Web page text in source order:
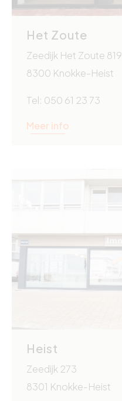
Het Zoute
Zeedijk Het Zoute 819
8300 Knokke-Heist
Tel: 050 61 23 73
Meer info
Heist
Zeedijk 273
8301 Knokke-Heist